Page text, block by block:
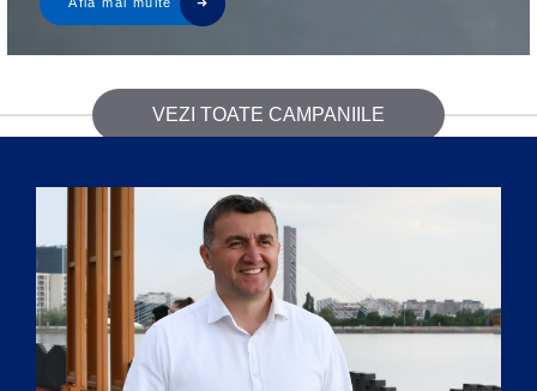
VEZI TOATE CAMPANIILE